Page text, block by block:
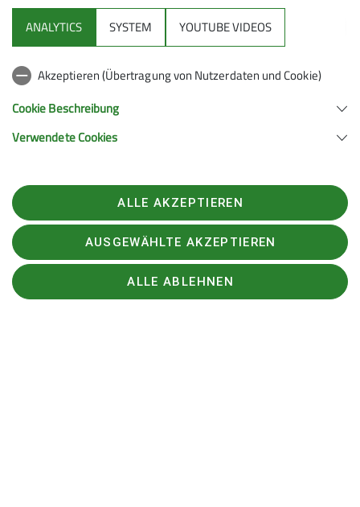
Termin: 08.07.2023 ab 08:45 Uhr
Sektion
ANALYTICS SYSTEM YOUTUBE VIDEOS
Akzeptieren (Übertragung von Nutzerdaten und Cookie)
Cookie Beschreibung
Verwendete Cookies
ALLE AKZEPTIEREN
AUSGEWÄHLTE AKZEPTIEREN
ALLE ABLEHNEN